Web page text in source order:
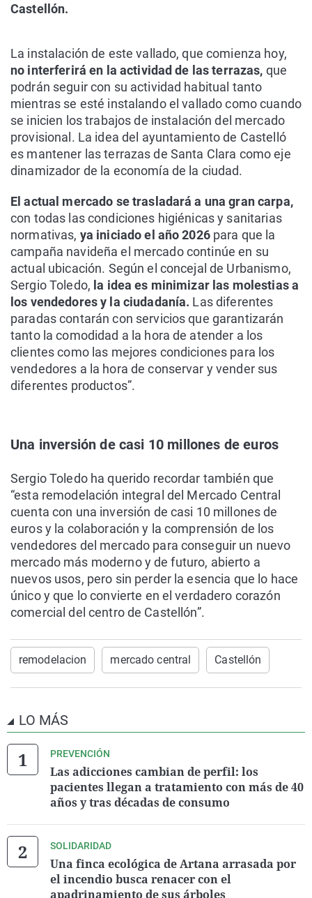
Castellón.
La instalación de este vallado, que comienza hoy,
no interferirá en la actividad de las terrazas, que
podrán seguir con su actividad habitual tanto
mientras se esté instalando el vallado como cuando
se inicien los trabajos de instalación del mercado
provisional. La idea del ayuntamiento de Castelló
es mantener las terrazas de Santa Clara como eje
dinamizador de la economía de la ciudad.
El actual mercado se trasladará a una gran carpa,
con todas las condiciones higiénicas y sanitarias
normativas, ya iniciado el año 2026para que la
campaña navideña el mercado continúe en su
actual ubicación. Según el concejal de Urbanismo,
Sergio Toledo, la idea es minimizar las molestias a
los vendedores y la ciudadanía. Las diferentes
paradas contarán con servicios que garantizarán
tanto la comodidad a la hora de atender a los
clientes como las mejores condiciones para los
vendedores a la hora de conservar y vender sus
diferentes productos”.
Una inversión de casi 10 millones de euros
Sergio Toledo ha querido recordar también que
“esta remodelación integral del Mercado Central
cuenta con una inversión de casi 10 millones de
euros y la colaboración y la comprensión de los
vendedores del mercado para conseguir un nuevo
mercado más moderno y de futuro, abierto a
nuevos usos, pero sin perder la esencia que lo hace
único y que lo convierte en el verdadero corazón
comercial del centro de Castellón”.
remodelacion mercado central Castellón
LO MÁS
PREVENCIÓN
Las adicciones cambian de perfil: los
pacientes llegan a tratamiento con más de 40
años y tras décadas de consumo
SOLIDARIDAD
Una finca ecológica de Artana arrasada por
el incendio busca renacer con el
apadrinamiento de sus árboles